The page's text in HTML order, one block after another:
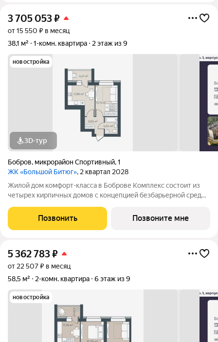
3 705 053₽
от 15 550 ₽ в месяц
38,1 м²
1-комн. квартира 2 этаж из 9
новостройка
3D-тур
Бобров, микрорайон Спортивный,1
ЖК «Большой Битюг», 2 квартал 2028
Жилой дом комфорт-класса в Боброве Комплекс состоит из
четырех кирпичных домов с концепцией безбарьерной среды,
пожилых людей и родителей с колясками. Функциональное
использование квадратных
Позвонить Позвоните мне
5 362 783₽
от 22 507 ₽ в месяц
58,5 м²
2-комн. квартира 6 этаж из 9
новостройка